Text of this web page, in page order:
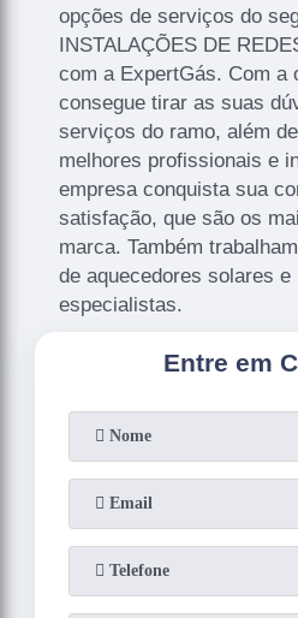
opções de serviços do
INSTALAÇÕES DE
com a ExpertGás. Com a
consegue tirar as suas
serviços do ramo, além
melhores profissionais e
empresa conquista sua
satisfação, que são os
marca. Também
de aquecedores solares
especialistas.
Entre em